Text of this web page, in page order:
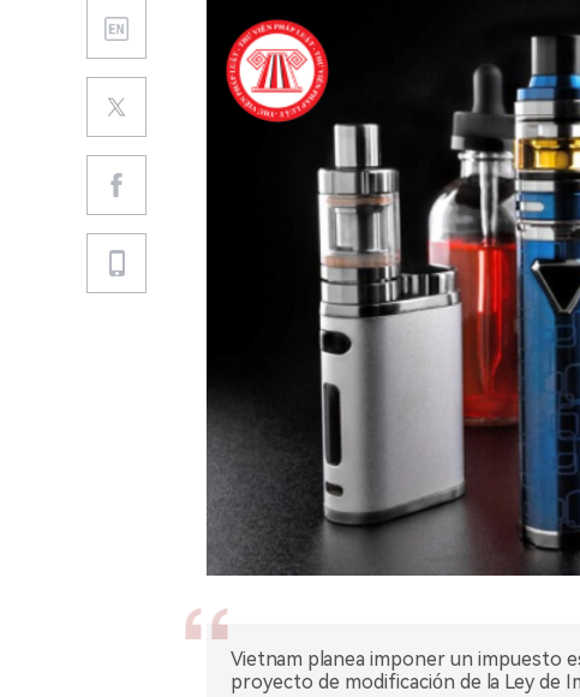
Vietnam planea imponer un impuesto
proyecto de modificación de la Ley de